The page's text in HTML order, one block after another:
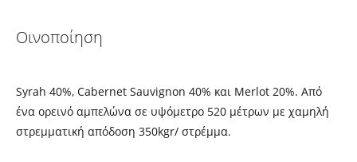
Οινοποίηση
Syrah 40%, Cabernet Sauvignon 40% και Merlot 20%. Από
ένα ορεινό αµπελώνα σε υψόμετρο 520 μέτρων µε χαµηλή
στρεµµατική απόδοση 350kgr/ στρέµµα.